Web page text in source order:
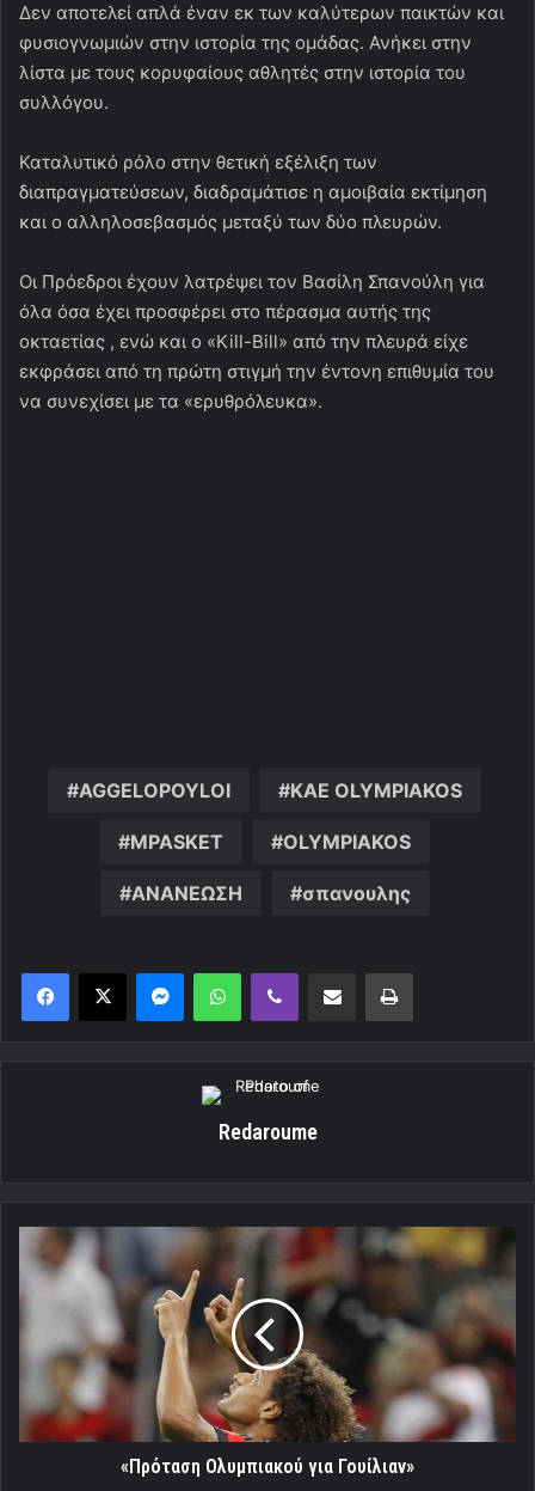
Δεν αποτελεί απλά έναν εκ των καλύτερων παικτών και
φυσιογνωμιών στην ιστορία της ομάδας. Ανήκει στην
λίστα με τους κορυφαίους αθλητές στην ιστορία του
συλλόγου.
Καταλυτικό ρόλο στην θετική εξέλιξη των
διαπραγματεύσεων, διαδραμάτισε η αμοιβαία εκτίμηση
και ο αλληλοσεβασμός μεταξύ των δύο πλευρών.
Οι Πρόεδροι έχουν λατρέψει τον Βασίλη Σπανούλη για
όλα όσα έχει προσφέρει στο πέρασμα αυτής της
οκταετίας , ενώ και ο «Kill-Bill» από την πλευρά είχε
εκφράσει από τη πρώτη στιγμή την έντονη επιθυμία του
να συνεχίσει με τα «ερυθρόλευκα».
AGGELOPOYLOI KAE OLYMPIAKOS
MPASKET OLYMPIAKOS
ΑΝΑΝΕΩΣΗ σπανουλης
MessengerWhatsAppViber Κοινοποίηση μέσω ηλεκτρονικού ταχυδρομείουΕκτύπωση
Redaroume
«Πρόταση
Ολυμπιακού
«Πρόταση Ολυμπιακού για Γουίλιαν»